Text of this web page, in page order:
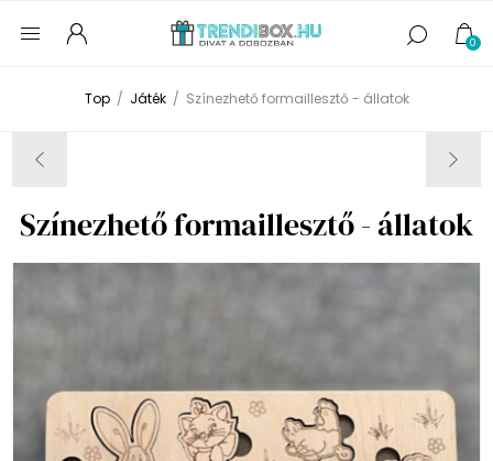
0
Top / Játék / Színezhető formaillesztő - állatok
Színezhető formaillesztő - állatok